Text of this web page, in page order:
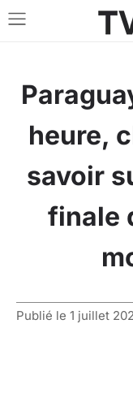
heure,
savoir
finale
Publié le 1 juillet